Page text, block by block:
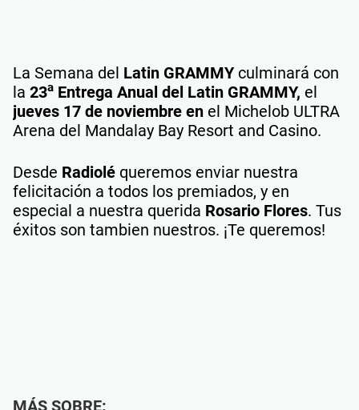
La Semana del Latin GRAMMYculminará con
la 23a Entrega Anual del Latin GRAMMY, el
jueves 17 de noviembre en el Michelob ULTRA
Arena del Mandalay Bay Resort and Casino.
Desde Radiolé queremos enviar nuestra
felicitación a todos los premiados, y en
especial a nuestra querida Rosario Flores. Tus
éxitos son tambien nuestros. ¡Te queremos!
MÁS SOBRE: